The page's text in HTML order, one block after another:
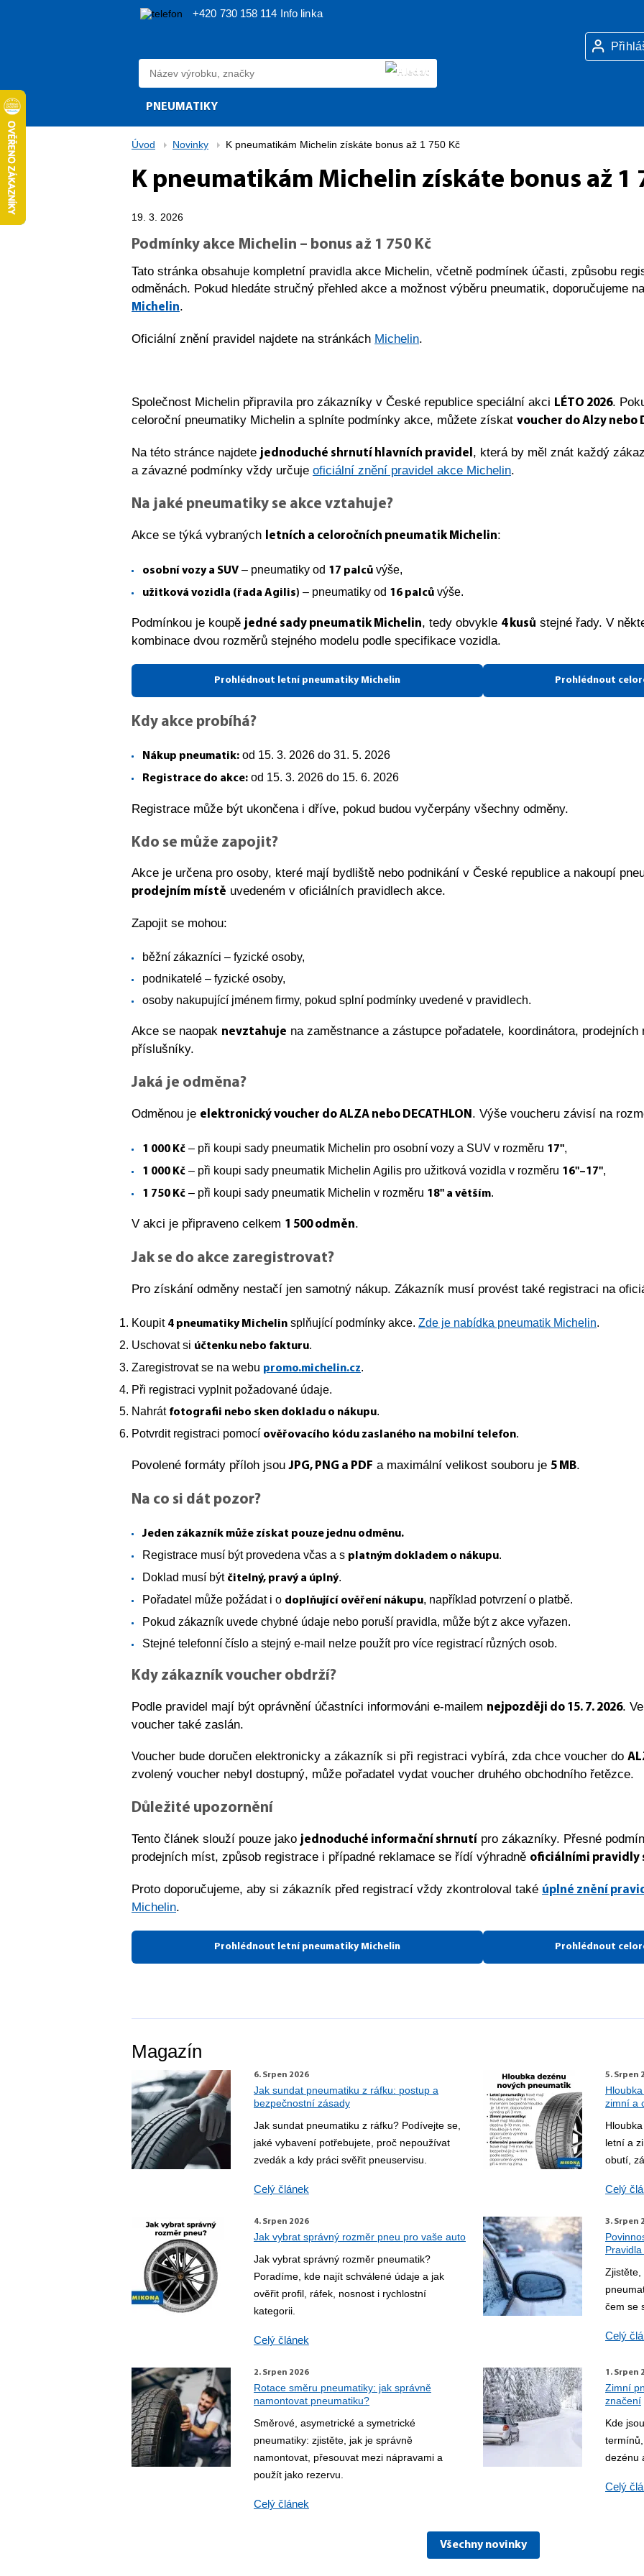
+420 730 158 114 Info linka
PNEUMATIKY
Úvod Novinky K pneumatikám Michelin získáte bonus až 1 750 Kč
K pneumatikám Michelin získáte bonus až 1
19. 3. 2026
Podmínky akce Michelin – bonus až 1 750 Kč
Tato stránka obsahuje kompletní pravidla akce Michelin, včetně podmínek účasti, způsobu
odměnách. Pokud hledáte stručný přehled akce a možnost výběru pneumatik, doporučujeme
Michelin.
Oficiální znění pravidel najdete na stránkách Michelin.
Společnost Michelin připravila pro zákazníky v České republice speciální akci LÉTO 2026.
celoroční pneumatiky Michelin a splníte podmínky akce, můžete získat voucher do Alzy nebo
Na této stránce najdete jednoduché shrnutí hlavních pravidel , která by měl znát každý
a závazné podmínky vždy určuje oficiální znění pravidel akce Michelin.
Na jaké pneumatiky se akce vztahuje?
Akce se týká vybraných letních a celoročních pneumatik Michelin:
osobní vozy a SUV – pneumatiky od 17 palců výše,
užitková vozidla (řada Agilis) – pneumatiky od 16 palců výše.
Podmínkou je koupě jedné sady pneumatik Michelin, tedy obvykle 4 kusů stejné řady. V
kombinace dvou rozměrů stejného modelu podle specifikace vozidla.
Prohlédnout letní pneumatiky Michelin Prohlédnout
Kdy akce probíhá?
Nákup pneumatik: od 15. 3. 2026 do 31. 5. 2026
Registrace do akce: od 15. 3. 2026 do 15. 6. 2026
Registrace může být ukončena i dříve, pokud budou vyčerpány všechny odměny.
Kdo se může zapojit?
Akce je určena pro osoby, které mají bydliště nebo podnikání v České republice a nakoupí
prodejním místě uvedeném v oficiálních pravidlech akce.
Zapojit se mohou:
běžní zákazníci – fyzické osoby,
podnikatelé – fyzické osoby,
osoby nakupující jménem firmy, pokud splní podmínky uvedené v pravidlech.
Akce se naopak nevztahuje na zaměstnance a zástupce pořadatele, koordinátora,
příslušníky.
Jaká je odměna?
Odměnou je elektronický voucher do ALZA nebo DECATHLON . Výše voucheru závisí na
1 000 Kč – při koupi sady pneumatik Michelin pro osobní vozy a SUV v rozměru 17",
1 000 Kč – při koupi sady pneumatik Michelin Agilis pro užitková vozidla v rozměru 16"–17",
1 750 Kč – při koupi sady pneumatik Michelin v rozměru 18" a větším.
V akci je připraveno celkem 1 500 odměn.
Jak se do akce zaregistrovat?
Pro získání odměny nestačí jen samotný nákup. Zákazník musí provést také registraci na
Koupit 4 pneumatiky Michelin splňující podmínky akce. Zde je nabídka pneumatik Michelin.
Uschovat si účtenku nebo fakturu.
Zaregistrovat se na webu promo.michelin.cz.
Při registraci vyplnit požadované údaje.
Nahrát fotografii nebo sken dokladu o nákupu.
Potvrdit registraci pomocí ověřovacího kódu zaslaného na mobilní telefon.
Povolené formáty příloh jsouJPG, PNG a PDF a maximální velikost souboru je 5 MB.
Na co si dát pozor?
Jeden zákazník může získat pouze jednu odměnu.
Registrace musí být provedena včas a s platným dokladem o nákupu.
Doklad musí být čitelný, pravý a úplný.
Pořadatel může požádat i o doplňující ověření nákupu, například potvrzení o platbě.
Pokud zákazník uvede chybné údaje nebo poruší pravidla, může být z akce vyřazen.
Stejné telefonní číslo a stejný e-mail nelze použít pro více registrací různých osob.
Kdy zákazník voucher obdrží?
Podle pravidel mají být oprávnění účastníci informováni e-mailem nejpozději do 15. 7. 2026.
voucher také zaslán.
Voucher bude doručen elektronicky a zákazník si při registraci vybírá, zda chce voucher do
zvolený voucher nebyl dostupný, může pořadatel vydat voucher druhého obchodního řetězce.
Důležité upozornění
Tento článek slouží pouze jako jednoduché informační shrnutí pro zákazníky. Přesné
prodejních míst, způsob registrace i případné reklamace se řídí výhradně oficiálními pravidly
Proto doporučujeme, aby si zákazník před registrací vždy zkontroloval také úplné znění
Michelin.
Prohlédnout letní pneumatiky Michelin Prohlédnout
Magazín
6. Srpen 2026
Jak sundat pneumatiku z ráfku: postup a
bezpečnostní zásady
Jak sundat pneumatiku z ráfku? Podívejte se,
jaké vybavení potřebujete, proč nepoužívat
zvedák a kdy práci svěřit pneuservisu.
Celý článek
5. Srpen
zimní a
letní a
obutí,
Celý
4. Srpen 2026
Jak vybrat správný rozměr pneu pro vaše auto
Jak vybrat správný rozměr pneumatik?
Poradíme, kde najít schválené údaje a jak
ověřit profil, ráfek, nosnost i rychlostní
kategorii.
Celý článek
3. Srpen
Zjistěte,
čem se
Celý
2. Srpen 2026
Rotace směru pneumatiky: jak správně
namontovat pneumatiku?
Směrové, asymetrické a symetrické
pneumatiky: zjistěte, jak je správně
namontovat, přesouvat mezi nápravami a
použít jako rezervu.
Celý článek
1. Srpen
Zimní
značení
Kde
dezénu
Celý
Všechny novinky